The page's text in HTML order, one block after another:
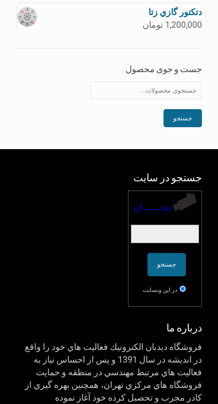
دتكتور گازي زتا
1,200,000 تومان
جست و جوی محصول
جستجو
جستجو در سایت
در اين وبسایت
درباره ما
فروشگاه ديدبان الكترونيك فعاليت هاي خود را واقع
در انديشه در سال 1391 و پس از احساس نياز به
فعاليت هاي مرتبط مهندسي در منطقه و حمايت
فروشگاه هاي مركزي تهران، همچنين بهره گيري از
كادر مجرب و تحصيل كرده خود آغاز نموده